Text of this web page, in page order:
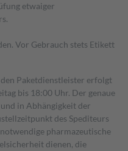
etwaiger
Vor Gebrauch stets Etikett
Paketdienstleister erfolgt
bis 18:00 Uhr. Der genaue
in Abhängigkeit der
des Spediteurs
pharmazeutische
dienen, die